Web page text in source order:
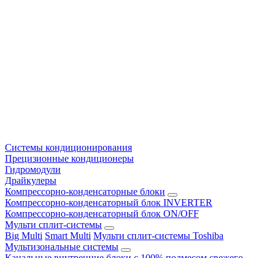
Системы кондиционирования
Прецизионные кондиционеры
Гидромодули
Драйкулеры
Компрессорно-конденсаторные блоки
Компрессорно-конденсаторный блок INVERTER
Компрессорно-конденсаторный блок ON/OFF
Мульти сплит-системы
Big Multi Smart Multi Мульти сплит-системы Toshiba
Мультизональные системы